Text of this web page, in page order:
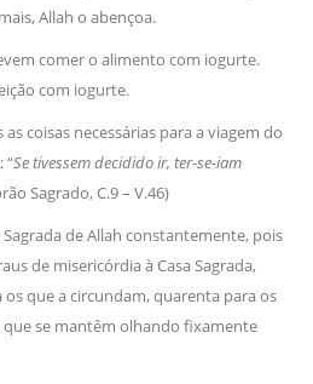
Allah o abençoa.
comer o alimento com iogurte.
com iogurte.
coisas necessárias para a viagem do
“Se tivessem decidido ir, ter-se-iam
Sagrado, C.9 – V.46)
de Allah constantemente, pois
de misericórdia à Casa Sagrada,
os que a circundam, quarenta para os
se mantêm olhando fixamente